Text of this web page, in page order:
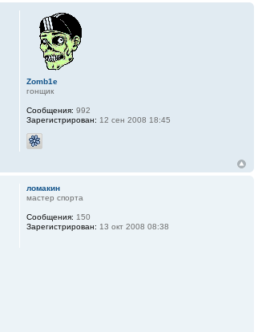
Zomb1e
гонщик
Сообщения: 992
Зарегистрирован: 12 сен 2008 18:45
ломакин
мастер спорта
Сообщения: 150
Зарегистрирован: 13 окт 2008 08:38